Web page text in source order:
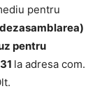
pentru
pentru
la adresa com.